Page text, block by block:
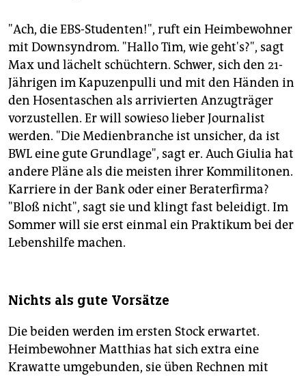
"Ach, die EBS-Studenten!", ruft ein Heimbewohner
mit Downsyndrom. "Hallo Tim, wie geht's?", sagt
Max und lächelt schüchtern. Schwer, sich den 21-
Jährigen im Kapuzenpulli und mit den Händen in
den Hosentaschen als arrivierten Anzugträger
vorzustellen. Er will sowieso lieber Journalist
werden. "Die Medienbranche ist unsicher, da ist
BWL eine gute Grundlage", sagt er. Auch Giulia hat
andere Pläne als die meisten ihrer Kommilitonen.
Karriere in der Bank oder einer Beraterfirma?
"Bloß nicht", sagt sie und klingt fast beleidigt. Im
Sommer will sie erst einmal ein Praktikum bei der
Lebenshilfe machen.
Nichts als gute Vorsätze
Die beiden werden im ersten Stock erwartet.
Heimbewohner Matthias hat sich extra eine
Krawatte umgebunden, sie üben Rechnen mit